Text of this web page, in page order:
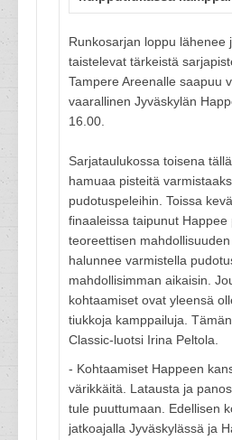
Runkosarjan loppu lähenee
taistelevat tärkeistä
Tampere Areenalle saapuu
vaarallinen Jyväskylän
16.00.
Sarjataulukossa toisena
hamuaa pisteitä
pudotuspeleihin. Toissa
finaaleissa taipunut
teoreettisen
halunnee varmistella
mahdollisimman aikaisin.
kohtaamiset ovat yleensä
tiukkoja kamppailuja.
Classic-luotsi Irina Peltola.
- Kohtaamiset Happeen
värikkäitä. Latausta ja
tule puuttumaan. Edellisen
jatkoajalla Jyväskylässä ja